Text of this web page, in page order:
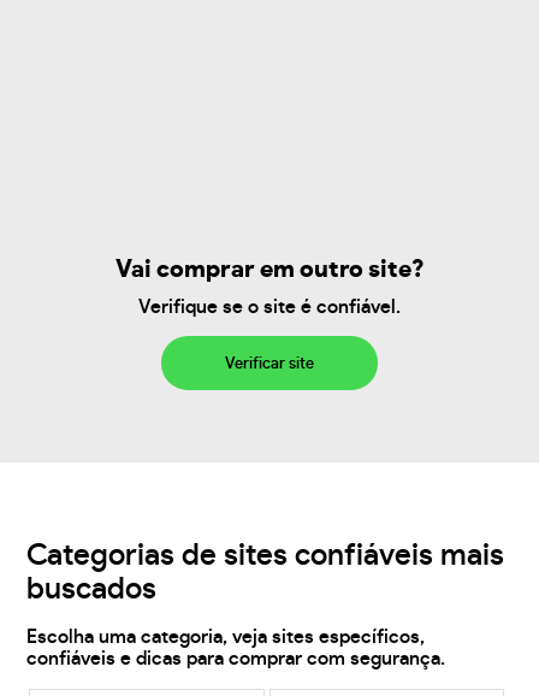
Vai comprar em outro site?
Verifique se o site é confiável.
Verificar site
Categorias de sites confiáveis mais
buscados
Escolha uma categoria, veja sites específicos,
confiáveis e dicas para comprar com segurança.